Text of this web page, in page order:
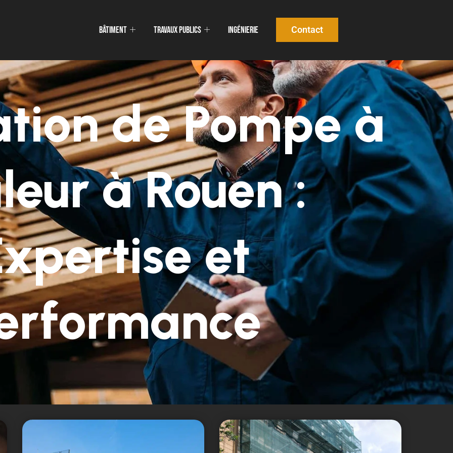
Bâtiment Travaux publics Ingénierie Contact
de Pompe à
à Rouen :
et